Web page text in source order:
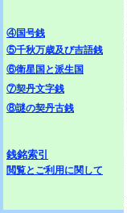
④国号銭
⑤千秋万歳及び吉語銭
⑥衛星国と派生国
⑦契丹文字銭
⑧謎の契丹古銭
銭銘索引
閲覧とご利用に関して